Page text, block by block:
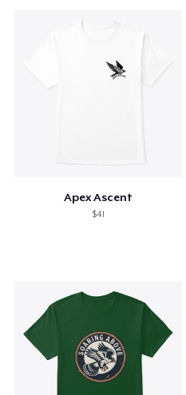
Apex Ascent
$41